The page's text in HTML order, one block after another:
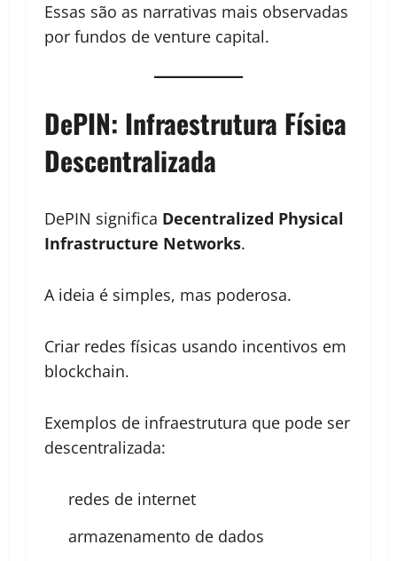
Essas são as narrativas mais observadas
por fundos de venture capital.
DePIN: Infraestrutura Física
Descentralizada
DePIN significa Decentralized Physical
Infrastructure Networks.
A ideia é simples, mas poderosa.
Criar redes físicas usando incentivos em
blockchain.
Exemplos de infraestrutura que pode ser
descentralizada:
redes de internet
armazenamento de dados